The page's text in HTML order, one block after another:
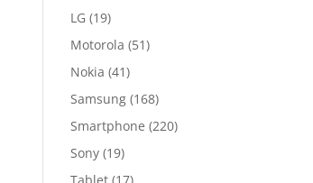
LG (19)
Motorola (51)
Nokia (41)
Samsung (168)
Smartphone (220)
Sony (19)